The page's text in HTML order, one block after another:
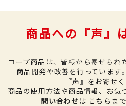
商品への『声』
コープ商品は、皆様から寄せられ
商品開発や改善を行っています。
『声』をお寄せく
商品の使用方法や商品情報、お気
問い合わせは こちら ま